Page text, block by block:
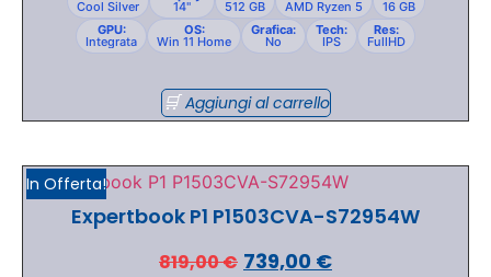
Cool Silver 14" 512 GB AMD Ryzen 5
16 GB
GPU:
Integrata
OS:
Win 11 Home
Grafica:
No
Tech:
IPS
Res:
FullHD
Aggiungi al carrello
In Offerta!
Expertbook P1 P1503CVA-S72954W
819,00€ 739,00 €